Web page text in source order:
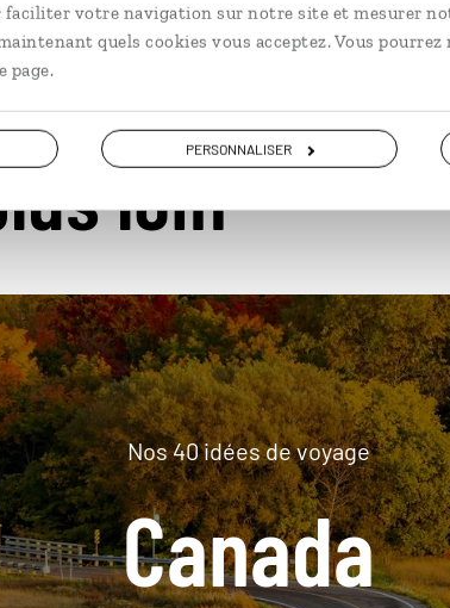
votre navigation sur notre site et mesurer
quels cookies vous acceptez. Vous
page.
PERSONNALISER
loin
Nos 40 idées de voyage
Canada